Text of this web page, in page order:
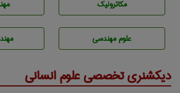
مکاترونیک
علوم مهندسی
دیکشنری تخصصی علوم انسانی